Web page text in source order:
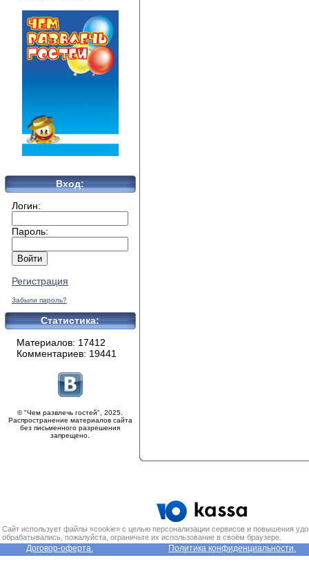
Вход:
Логин:
Пароль:
Регистрация
Забыли пароль?
Статистика:
Материалов: 17412
Комментариев: 19441
© "Чем развлечь гостей", 2025.
Распространение материалов сайта
без письменного разрешения
запрещено.
Сайт использует файлы «cookie» с целью персонализации сервисов и повышения
обрабатывались, пожалуйста, ограничьте их использование в своём браузере.
Договор-оферта. Политика конфиденциальности.